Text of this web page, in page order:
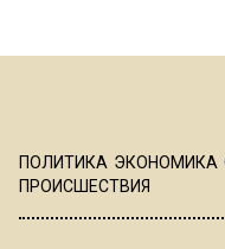
ПОЛИТИКА ЭКОНОМИКА
ПРОИСШЕСТВИЯ